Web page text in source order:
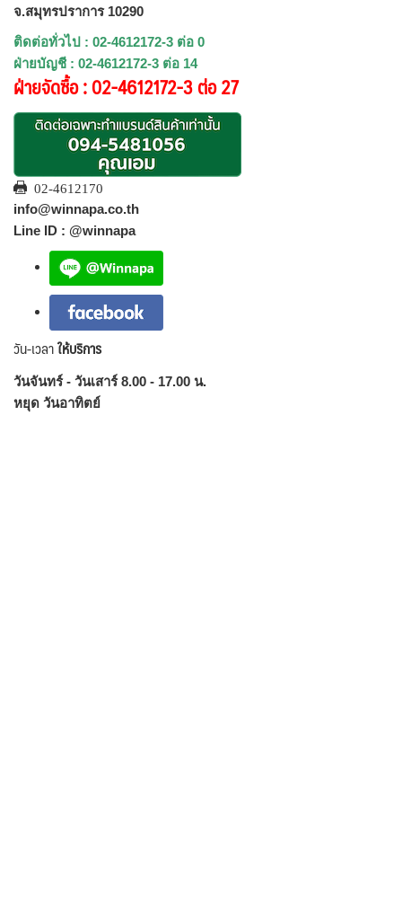
จ.สมุทรปราการ 10290
ติดต่อทั่วไป : 02-4612172-3 ต่อ 0
ฝ่ายบัญชี : 02-4612172-3 ต่อ 14
ฝ่ายจัดซื้อ : 02-4612172-3 ต่อ 27
02-4612170
info@winnapa.co.th
Line ID : @winnapa
วัน-เวลาให้บริการ
วันจันทร์ - วันเสาร์ 8.00 - 17.00 น.
หยุด วันอาทิตย์